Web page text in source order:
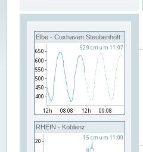
Elbe - Cuxhaven Steubenhöft
RHEIN - Koblenz